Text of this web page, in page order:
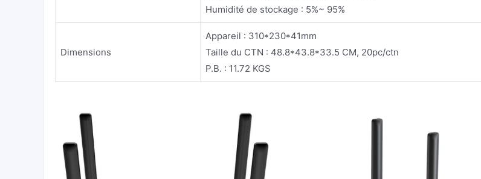
Humidité de stockage : 5%~ 95%
Dimensions
Appareil : 310*230*41mm
Taille du CTN : 48.8*43.8*33.5 CM, 20pc/ctn
P.B. : 11.72 KGS